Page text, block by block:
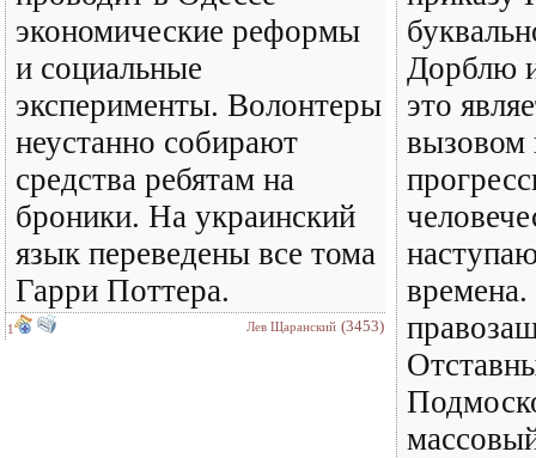
экономические реформы
и социальные
эксперименты. Волонтеры
неустанно собирают
средства ребятам на
броники. На украинский
язык переведены все тома
Гарри Поттера.
1 Лев Щаранский (3453)
Дорблю
это
вызовом